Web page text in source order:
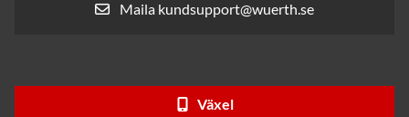
Maila kundsupport@wuerth.se
Växel